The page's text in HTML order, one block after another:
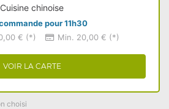
Cuisine chinoise
pour 11h30
€ (*) Min. 20,00 € (*)
VOIR LA CARTE
choisi